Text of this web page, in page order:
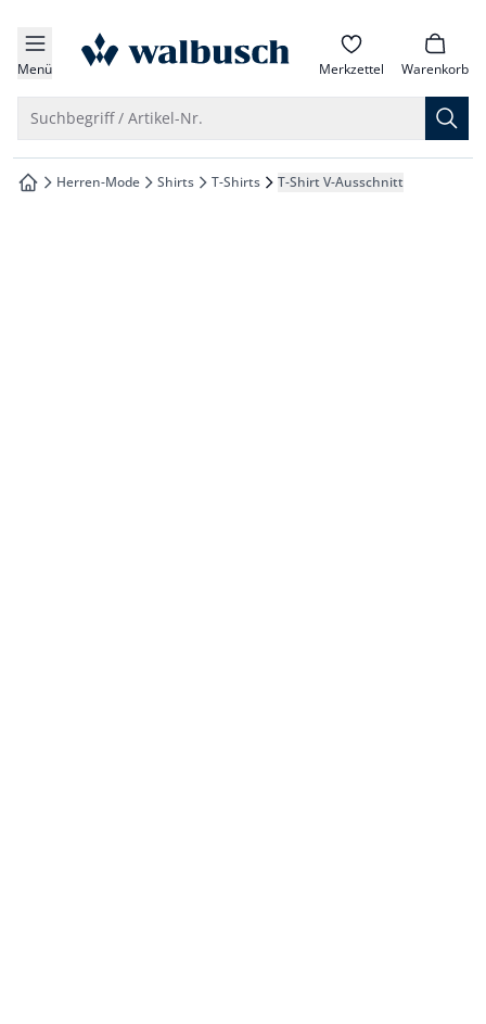
springen
springen
springen
springen
Menü zur Startseite Merkzettel Warenkorb
Suchbegriff / Artikel-Nr.
zur Startseite
Herren-Mode Shirts T-Shirts T-Shirt V-Ausschnitt